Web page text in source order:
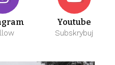
Youtube
Subskrybuj